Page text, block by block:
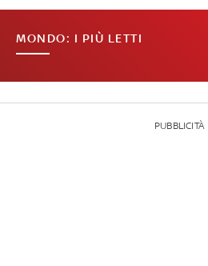
MONDO: I PIÙ LETTI
PUBBLICITÀ